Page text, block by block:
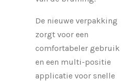
De nieuwe verpakking
zorgt voor een
comfortabeler gebruik
en een multi-positie
applicatie voor snelle